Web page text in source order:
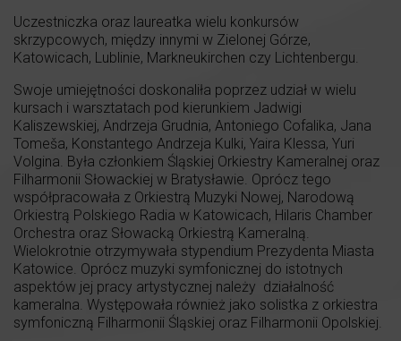
Uczestniczka oraz laureatka wielu konkursów
skrzypcowych, między innymi w Zielonej Górze,
Katowicach, Lublinie, Markneukirchen czy Lichtenbergu.
Swoje umiejętności doskonaliła poprzez udział w wielu
kursach i warsztatach pod kierunkiem Jadwigi
Kaliszewskiej, Andrzeja Grudnia, Antoniego Cofalika, Jana
Tomeša, Konstantego Andrzeja Kulki, Yaira Klessa, Yuri
Volgina. Była członkiem Śląskiej Orkiestry Kameralnej oraz
Filharmonii Słowackiej w Bratysławie. Oprócz tego
współpracowała z Orkiestrą Muzyki Nowej, Narodową
Orkiestrą Polskiego Radia w Katowicach, Hilaris Chamber
Orchestra oraz Słowacką Orkiestrą Kameralną.
Wielokrotnie otrzymywała stypendium Prezydenta Miasta
Katowice. Oprócz muzyki symfonicznej do istotnych
aspektów jej pracy artystycznej należy działalność
kameralna. Występowała również jako solistka z orkiestra
symfoniczną Filharmonii Śląskiej oraz Filharmonii Opolskiej.